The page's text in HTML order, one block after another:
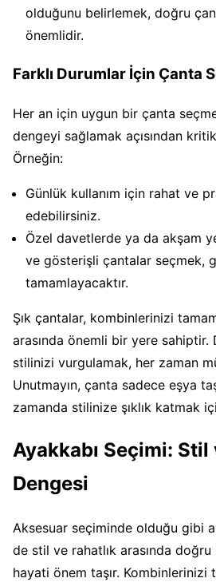
olduğunu belirlemek, doğru
önemlidir.
Farklı Durumlar İçin Çanta
Her an için uygun bir çanta
dengeyi sağlamak açısından
Örneğin:
Günlük kullanım için rahat ve
edebilirsiniz.
Özel davetlerde ya da akşam
ve gösterişli çantalar seçmek,
tamamlayacaktır.
Şık çantalar, kombinlerinizi
arasında önemli bir yere sahiptir.
stilinizi vurgulamak, her zaman
Unutmayın, çanta sadece eşya
zamanda stilinize şıklık katmak
Ayakkabı Seçimi: Stil
Dengesi
Aksesuar seçiminde olduğu gibi
de stil ve rahatlık arasında
hayati önem taşır. Kombinlerinizi